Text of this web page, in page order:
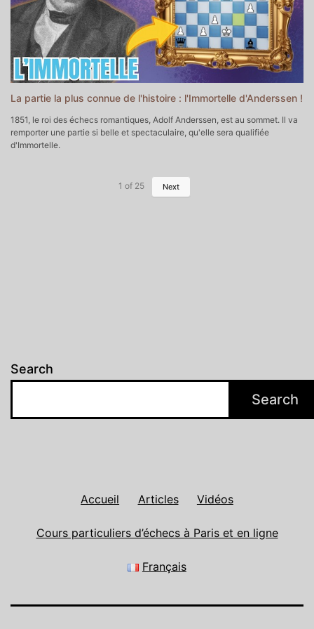
▬▬▬▬▬▬▬▬▬▬ CHAPITRES DE CETTE VIDEO
▬▬▬▬▬▬▬▬▬▬▬
0:00 - Intro
0:55 - Début de la partie
21:51 - Outro
La partie la plus connue de l'histoire : l'Immortelle d'Anderssen !
1851, le roi des échecs romantiques, Adolf Anderssen, est au sommet. Il va
remporter une partie si belle et spectaculaire, qu'elle sera qualifiée
d'Immortelle.
♘ Soutenir la chaîne sur Tipeee
https://fr.tipeee.com/yosha-echecs
https://www.paypal.com/donate/?
1 of 25 Next
Search
Search
Accueil Articles Vidéos
Cours particuliers d’échecs à Paris et en ligne
Français